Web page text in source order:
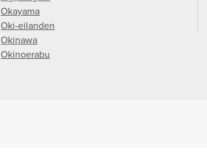
Okayama
Oki-eilanden
Okinawa
Okinoerabu